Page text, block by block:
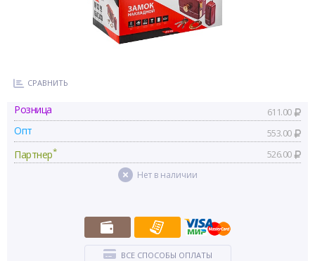
СРАВНИТЬ
Розница 611.00
Опт 553.00
Партнер* 526.00
Нет в наличии
ВСЕ СПОСОБЫ ОПЛАТЫ